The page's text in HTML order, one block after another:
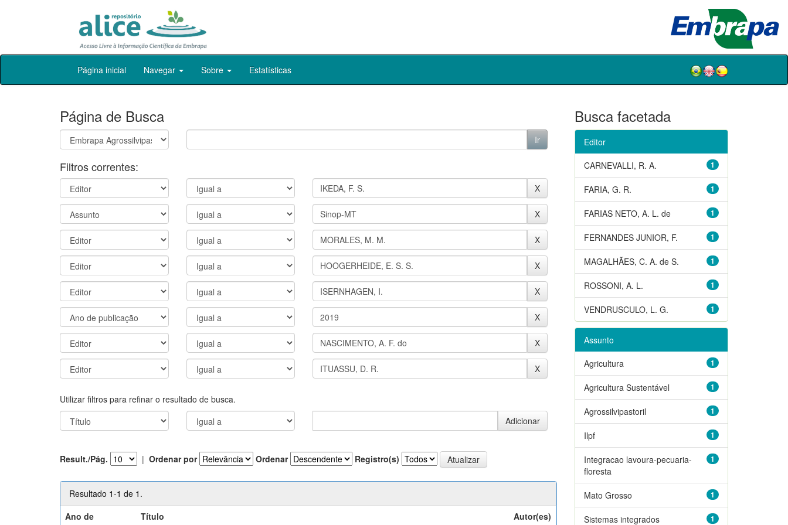
Skip
Página inicial Navegar Sobre Estatísticas
Página de Busca
Filtros correntes:
Utilizar filtros para refinar o resultado de busca.
Result./Pág. | Ordenar por Ordenar Registro(s)
Resultado 1-1 de 1.
Ano de
Título Autor(es)
Busca facetada
Editor
1
CARNEVALLI, R. A.
1
FARIA, G. R.
1
FARIAS NETO, A. L. de
1
FERNANDES JUNIOR, F.
1
MAGALHÃES, C. A. de S.
1
ROSSONI, A. L.
1
VENDRUSCULO, L. G.
Assunto
1
Agricultura
1
Agricultura Sustentável
1
Agrossilvipastoril
1
Ilpf
1
Integracao lavoura-pecuaria-
floresta
1
Mato Grosso
1
Sistemas integrados